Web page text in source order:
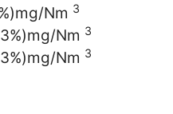
Nm 3
Nm 3
Nm 3